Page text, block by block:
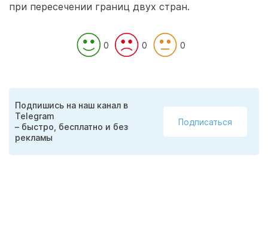
при пересечении границ двух стран.
0 0 0
Подпишись на наш канал в
Telegram
– быстро, бесплатно и без
рекламы
Подписаться